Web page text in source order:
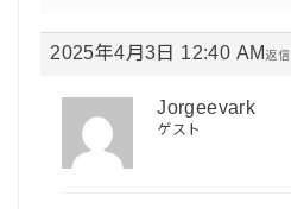
2025年4月3日 12:40 AM返信
Jorgeevark
ゲスト